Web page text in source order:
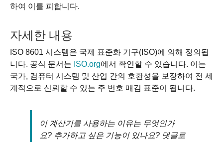
하여 이를 피합니다.
자세한 내용
ISO 8601 시스템은 국제 표준화 기구(ISO)에 의해 정의됩
니다. 공식 문서는 ISO.org에서 확인할 수 있습니다. 이는
국가, 컴퓨터 시스템 및 산업 간의 호환성을 보장하여 전 세
계적으로 신뢰할 수 있는 주 번호 매김 표준이 됩니다.
이 계산기를 사용하는 이유는 무엇인가
요? 추가하고 싶은 기능이 있나요? 댓글로